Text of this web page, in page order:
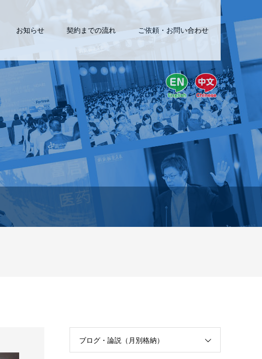
お知らせ 契約までの流れ ご依頼・お問い合わせ
ブログ・論説（月別格納）